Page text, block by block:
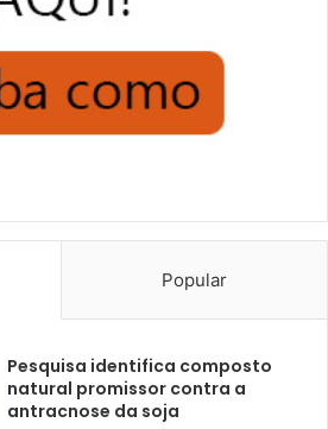
Popular
Pesquisa identifica composto
natural promissor contra a
antracnose da soja